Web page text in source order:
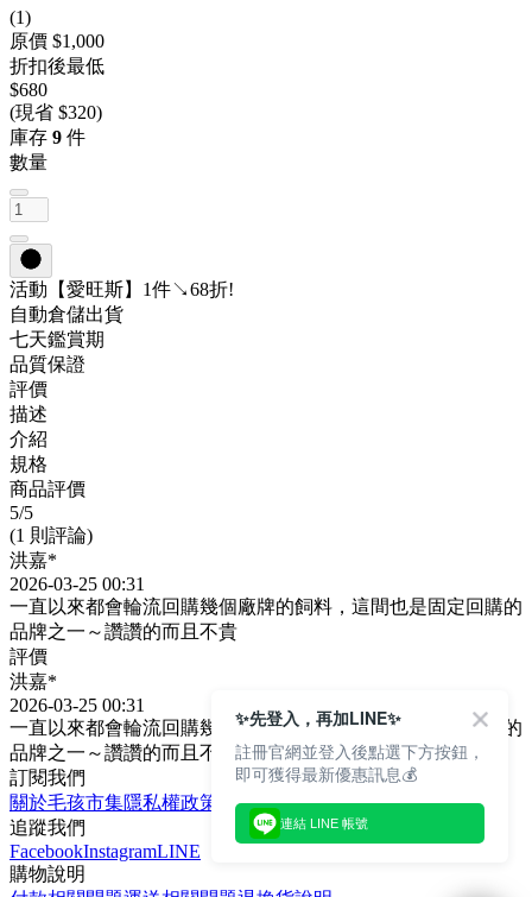
(1)
原價 $1,000
折扣後最低
$680
(現省 $320)
庫存 9 件
數量
活動 【愛旺斯】1件↘68折!
自動倉儲出貨
七天鑑賞期
品質保證
評價
描述
介紹
規格
商品評價
5/5
(1 則評論)
洪嘉*
2026-03-25 00:31
一直以來都會輪流回購幾個廠牌的飼料，這間也是固定回購的
品牌之一～讚讚的而且不貴
評價
洪嘉*
2026-03-25 00:31
一直以來都會輪流回購幾個廠牌的飼料，這間也是固定回購的
品牌之一～讚讚的而且不貴
訂閱我們
關於毛孩市集隱私權政策
文章
追蹤我們
FacebookInstagramLINE
購物說明
✨先登入，再加LINE✨
註冊官網並登入後點選下方按鈕，
即可獲得最新優惠訊息💰
連結 LINE 帳號